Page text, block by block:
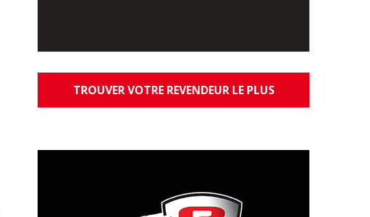
TROUVER VOTRE REVENDEUR LE PLUS